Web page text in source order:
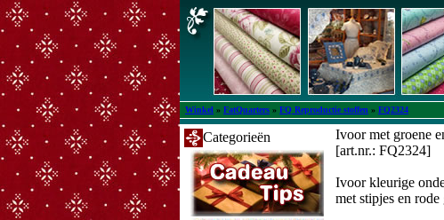
Winkel » FatQuarters » FQ Reproductie stoffen » FQ2324
Categorieën
Ivoor met groene
[art.nr.: FQ2324]
Ivoor kleurige
met stipjes en rode